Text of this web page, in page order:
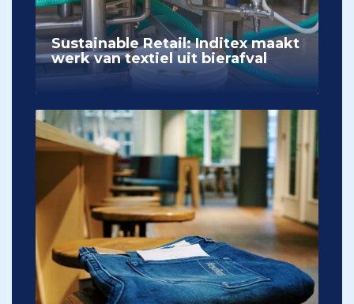
Sustainable Retail: Inditex maakt
werk van textiel uit bierafval